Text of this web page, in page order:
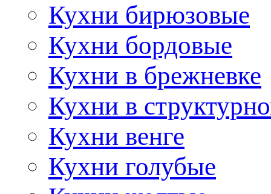
Кухни бирюзовые
Кухни бордовые
Кухни в брежневке
Кухни в
Кухни венге
Кухни голубые